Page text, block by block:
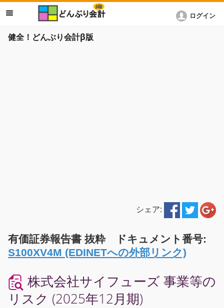
健全！どんぶり会計β版
ログイン
シェア:
有価証券報告書 抜粋 ドキュメント番号:
S100XV4M (EDINETへの外部リンク)
株式会社サイフューズ 事業等の
リスク (2025年12月期)